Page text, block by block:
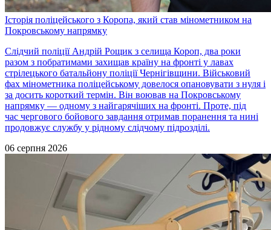
Історія поліцейського з Коропа, який став мінометником на
Покровському напрямку
Слідчий поліції Андрій Рощик з селища Короп, два роки
разом з побратимами захищав країну на фронті у лавах
стрілецького батальйону поліції Чернігівщини. Військовий
фах мінометника поліцейському довелося опановувати з нуля і
за досить короткий термін. Він воював на Покровському
напрямку — одному з найгарячіших на фронті. Проте, під
час чергового бойового завдання отримав поранення та нині
продовжує службу у рідному слідчому підрозділі.
06 серпня 2026